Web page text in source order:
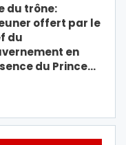
du trône:
offert par le
du
en
du Prince…